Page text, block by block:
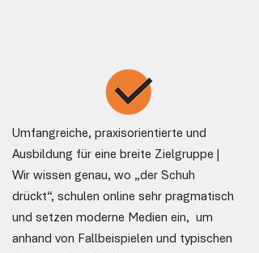
Umfangreiche, praxisorientierte und
Ausbildung für eine breite Zielgruppe |
Wir wissen genau, wo „der Schuh
drückt“, schulen online sehr pragmatisch
und setzen moderne Medien ein, um
anhand von Fallbeispielen und typischen